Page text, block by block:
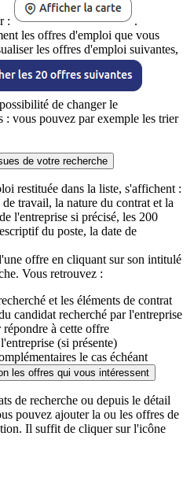
:
.
les offres d'emploi que vous
les offres d'emploi suivantes,
de changer le
: vous pouvez par exemple les trier
de votre recherche
restituée dans la liste, s'affichent :
travail, la nature du contrat et la
l'entreprise si précisé, les 200
du poste, la date de
offre en cliquant sur son intitulé
Vous retrouvez :
et les éléments de contrat
candidat recherché par l'entreprise
à cette offre
(si présente)
le cas échéant
les offres qui vous intéressent
de recherche ou depuis le détail
pouvez ajouter la ou les offres de
Il suffit de cliquer sur l'icône